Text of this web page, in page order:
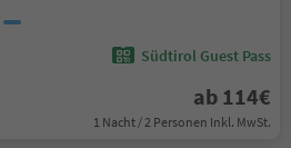
Südtirol Guest Pass
ab 114€
1 Nacht / 2 Personen Inkl. MwSt.